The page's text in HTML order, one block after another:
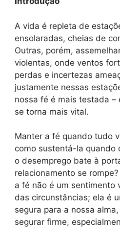
A vida é repleta de
ensolaradas, cheias de
Outras, porém,
violentas, onde ventos
perdas e incertezas
justamente nessas
nossa fé é mais testada –
se torna mais vital.
Manter a fé quando tudo
como sustentá-la quando
o desemprego bate à
relacionamento se
a fé não é um sentimento
das circunstâncias; ela é
segura para a nossa
segurar firme,